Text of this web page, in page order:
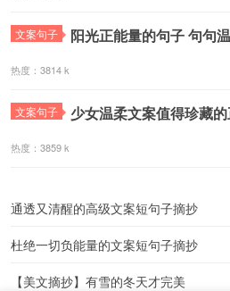
文案句子 阳光正能量的句子 句句
热度：3814 k
文案句子 少女温柔文案值得珍藏
热度：3859 k
通透又清醒的高级文案短句子摘抄
杜绝一切负能量的文案短句子摘抄
【美文摘抄】有雪的冬天才完美